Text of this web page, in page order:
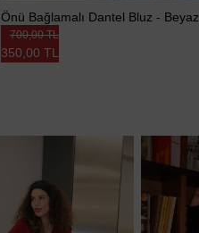
Önü Bağlamalı Dantel Bluz - Beyaz
350,00 TL
700,00 TL